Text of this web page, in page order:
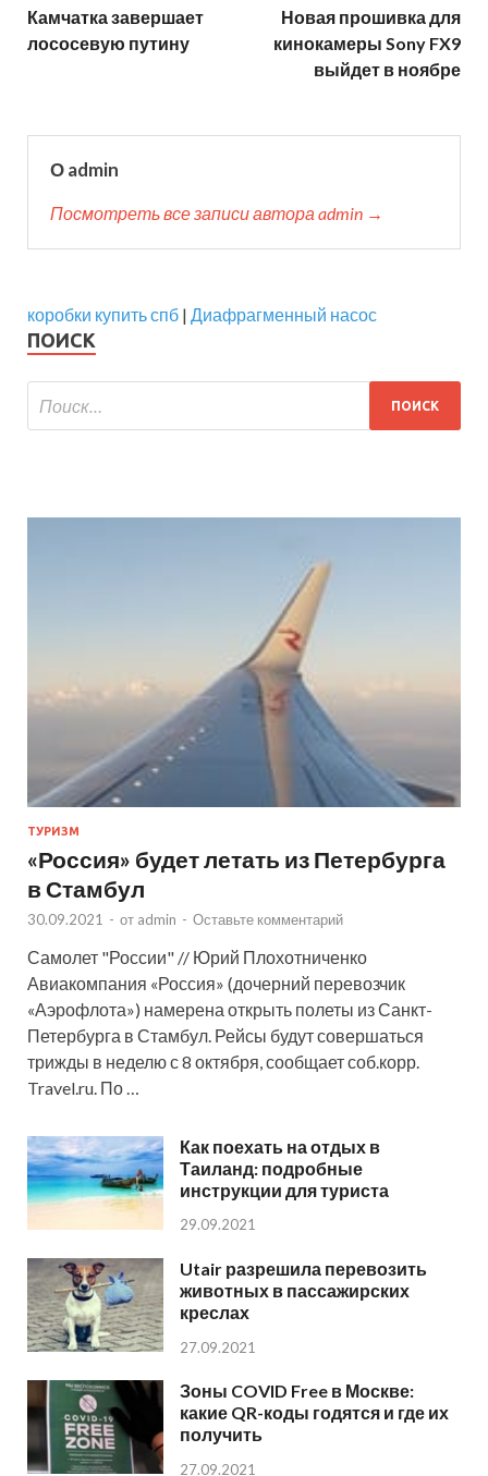
Камчатка завершает
лососевую путину
Новая прошивка для
кинокамеры Sony FX9
выйдет в ноябре
О admin
Посмотреть все записи автора admin →
коробки купить спб | Диафрагменный насос
ПОИСК
ТУРИЗМ
«Россия» будет летать из Петербурга
в Стамбул
30.09.2021 - от admin - Оставьте комментарий
Самолет "России" // Юрий Плохотниченко
Авиакомпания «Россия» (дочерний перевозчик
«Аэрофлота») намерена открыть полеты из Санкт-
Петербурга в Стамбул. Рейсы будут совершаться
трижды в неделю с 8 октября, сообщает соб.корр.
Travel.ru. По …
Как поехать на отдых в
Таиланд: подробные
инструкции для туриста
29.09.2021
Utair разрешила перевозить
животных в пассажирских
креслах
27.09.2021
Зоны COVID Free в Москве:
какие QR-коды годятся и где их
получить
27.09.2021